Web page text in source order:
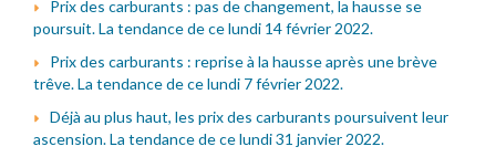
Prix des carburants : pas de changement, la hausse se
poursuit. La tendance de ce lundi 14 février 2022.
Prix des carburants : reprise à la hausse après une brève
trêve. La tendance de ce lundi 7 février 2022.
Déjà au plus haut, les prix des carburants poursuivent leur
ascension. La tendance de ce lundi 31 janvier 2022.